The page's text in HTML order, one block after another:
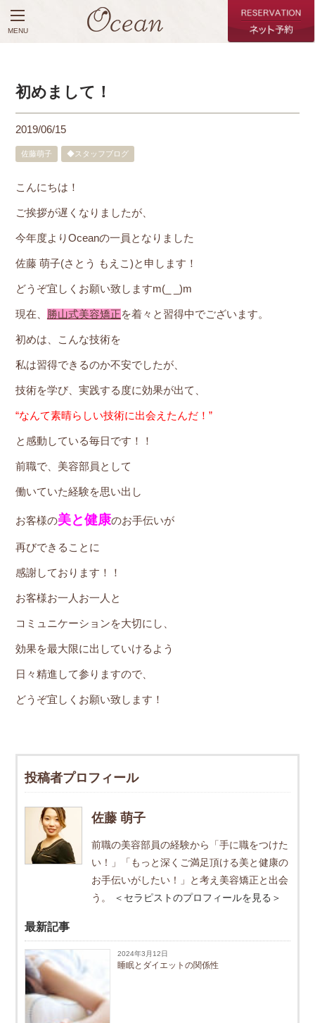
MENU
初めまして！
2019/06/15
佐藤萌子 ◆スタッフブログ
こんにちは！
ご挨拶が遅くなりましたが、
今年度よりOceanの一員となりました
佐藤 萌子(さとう もえこ)と申します！
どうぞ宜しくお願い致しますm(_ _)m
現在、 勝山式美容矯正を着々と習得中でございます。
初めは、こんな技術を
私は習得できるのか不安でしたが、
技術を学び、実践する度に効果が出て、
“なんて素晴らしい技術に出会えたんだ！”
と感動している毎日です！！
前職で、美容部員として
働いていた経験を思い出し
お客様の美と健康のお手伝いが
再びできることに
感謝しております！！
お客様お一人お一人と
コミュニケーションを大切にし、
効果を最大限に出していけるよう
日々精進して参りますので、
どうぞ宜しくお願い致します！
投稿者プロフィール
佐藤 萌子
前職の美容部員の経験から「手に職をつけた
い！」「もっと深くご満足頂ける美と健康の
お手伝いがしたい！」と考え美容矯正と出会
う。
＜セラピストのプロフィールを見る＞
最新記事
2024年3月12日
睡眠とダイエットの関係性